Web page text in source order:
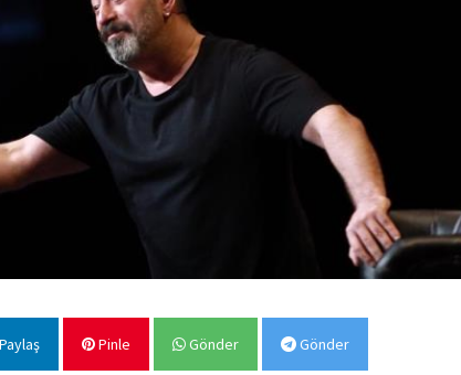
Paylaş Pinle Gönder Gönder